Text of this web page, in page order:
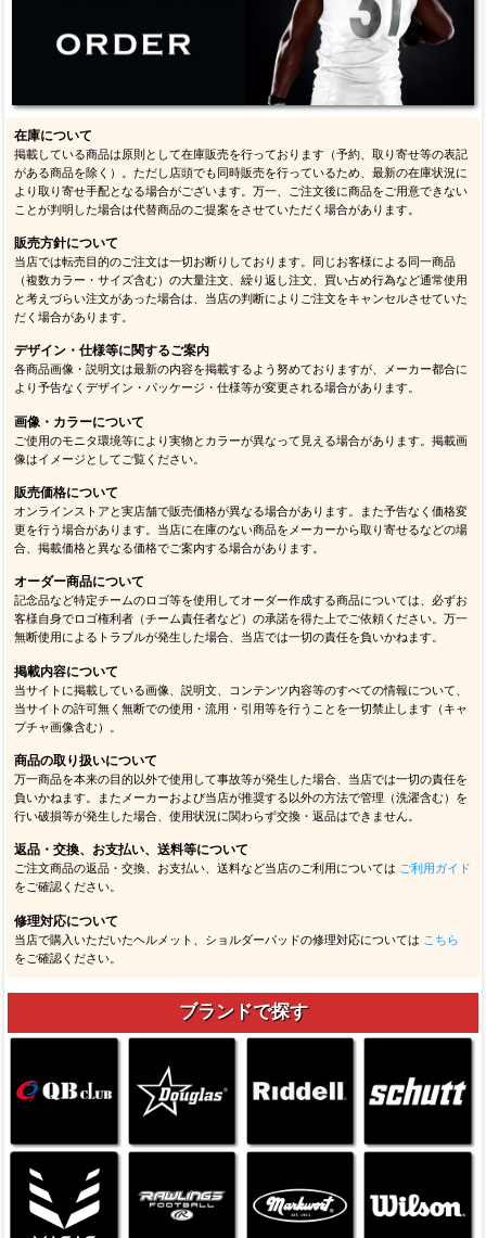
在庫について
掲載している商品は原則として在庫販売を行っております（予約、取り寄せ等の表記
がある商品を除く）。ただし店頭でも同時販売を行っているため、最新の在庫状況に
より取り寄せ手配となる場合がございます。万一、ご注文後に商品をご用意できない
ことが判明した場合は代替商品のご提案をさせていただく場合があります。
販売方針について
当店では転売目的のご注文は一切お断りしております。同じお客様による同一商品
（複数カラー・サイズ含む）の大量注文、繰り返し注文、買い占め行為など通常使用
と考えづらい注文があった場合は、当店の判断によりご注文をキャンセルさせていた
だく場合があります。
デザイン・仕様等に関するご案内
各商品画像・説明文は最新の内容を掲載するよう努めておりますが、メーカー都合に
より予告なくデザイン・パッケージ・仕様等が変更される場合があります。
画像・カラーについて
ご使用のモニタ環境等により実物とカラーが異なって見える場合があります。掲載画
像はイメージとしてご覧ください。
販売価格について
オンラインストアと実店舗で販売価格が異なる場合があります。また予告なく価格変
更を行う場合があります。当店に在庫のない商品をメーカーから取り寄せるなどの場
合、掲載価格と異なる価格でご案内する場合があります。
オーダー商品について
記念品など特定チームのロゴ等を使用してオーダー作成する商品については、必ずお
客様自身でロゴ権利者（チーム責任者など）の承諾を得た上でご依頼ください。万一
無断使用によるトラブルが発生した場合、当店では一切の責任を負いかねます。
掲載内容について
当サイトに掲載している画像、説明文、コンテンツ内容等のすべての情報について、
当サイトの許可無く無断での使用・流用・引用等を行うことを一切禁止します（キャ
プチャ画像含む）。
商品の取り扱いについて
万一商品を本来の目的以外で使用して事故等が発生した場合、当店では一切の責任を
負いかねます。またメーカーおよび当店が推奨する以外の方法で管理（洗濯含む）を
行い破損等が発生した場合、使用状況に関わらず交換・返品はできません。
返品・交換、お支払い、送料等について
ご注文商品の返品・交換、お支払い、送料など当店のご利用については ご利用ガイド
をご確認ください。
修理対応について
当店で購入いただいたヘルメット、ショルダーパッドの修理対応については こちら
をご確認ください。
ブランドで探す